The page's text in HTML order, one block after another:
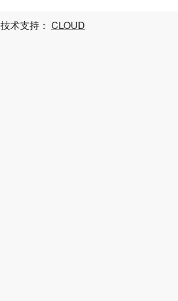
技术支持： CLOUD